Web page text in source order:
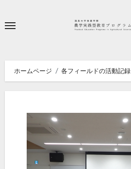
ホームページ 各フィールドの活動記録